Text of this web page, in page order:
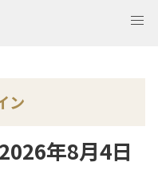
ン
年8月4日